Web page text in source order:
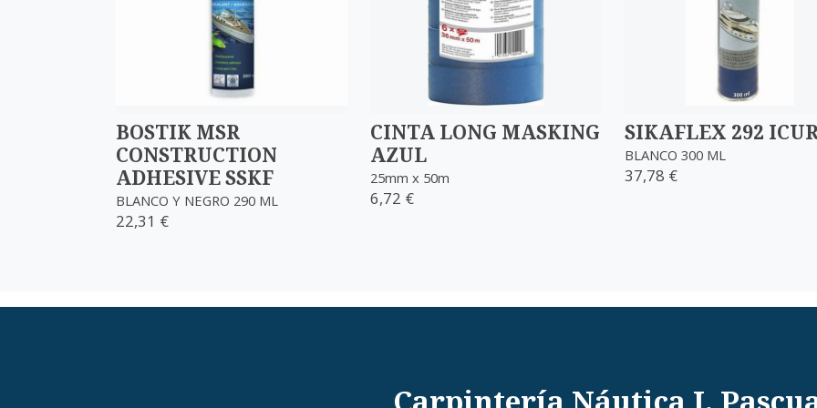
BOSTIK MSR
CONSTRUCTION
ADHESIVE SSKF
BLANCO Y NEGRO 290 ML
22,31 €
CINTA LONG MASKING
AZUL
25mm x 50m
6,72 €
SIKAFLEX 292
BLANCO 300 ML
37,78 €